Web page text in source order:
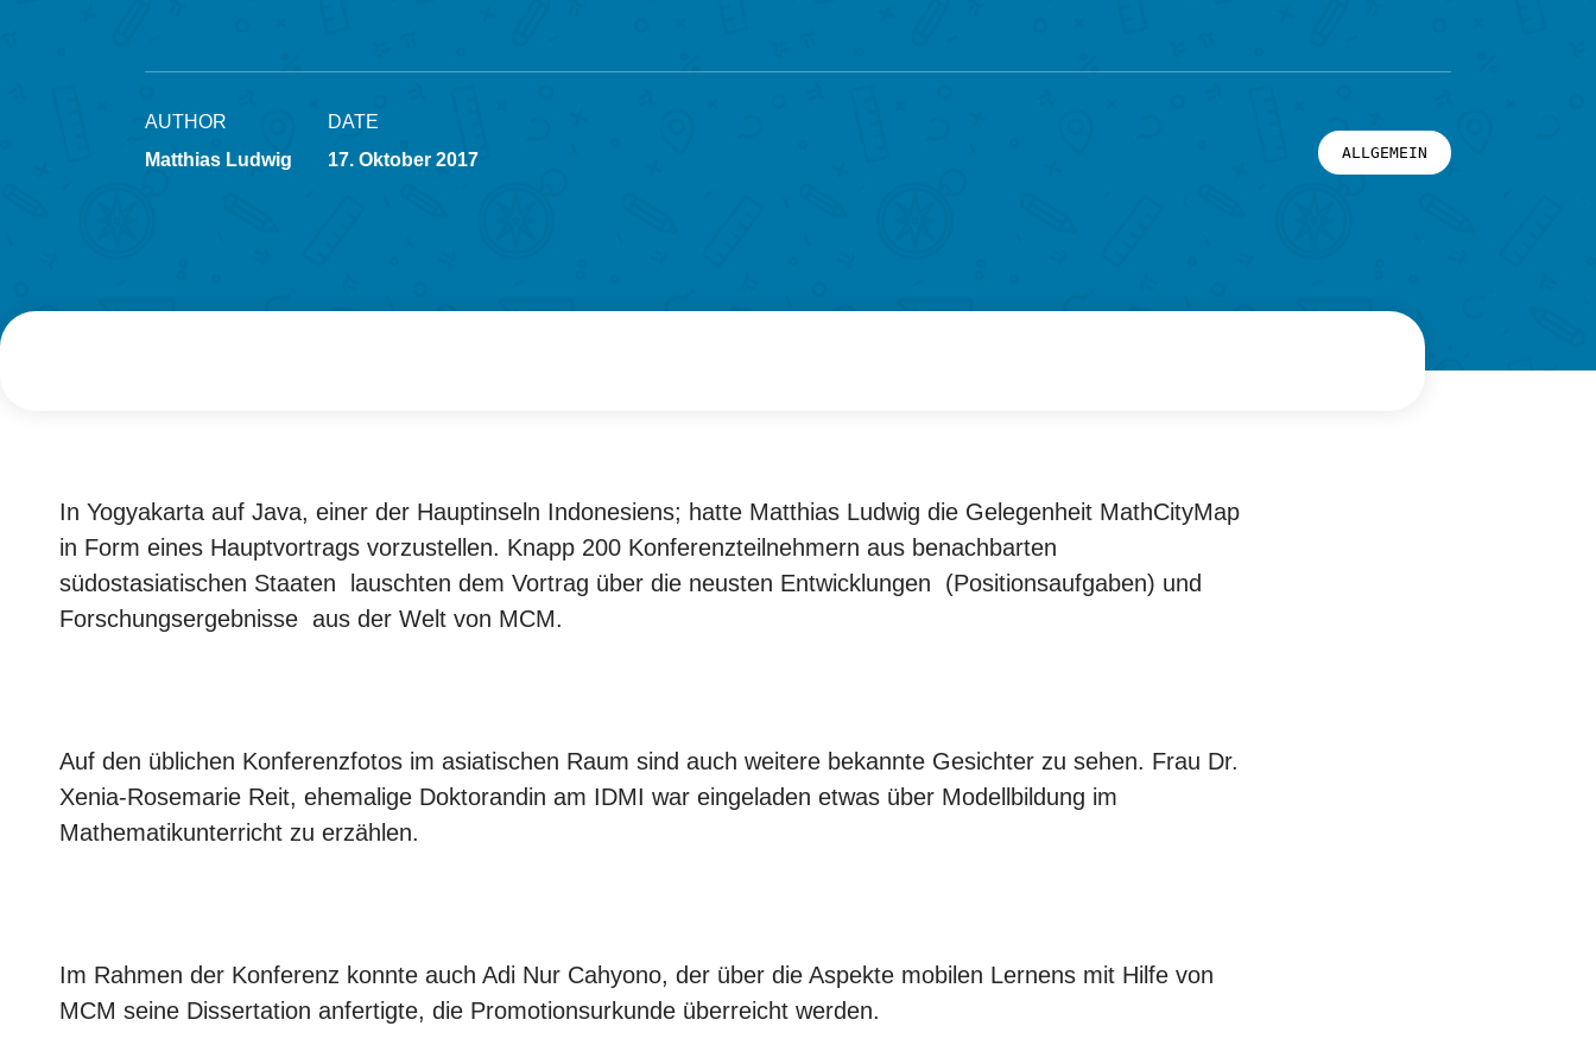
AUTHOR
Matthias Ludwig
DATE
17. Oktober 2017
ALLGEMEIN
In Yogyakarta auf Java, einer der Hauptinseln Indonesiens; hatte Matthias Ludwig die Gelegenheit MathCityMap
in Form eines Hauptvortrags vorzustellen. Knapp 200 Konferenzteilnehmern aus benachbarten
südostasiatischen Staaten lauschten dem Vortrag über die neusten Entwicklungen (Positionsaufgaben) und
Forschungsergebnisse aus der Welt von MCM.
Auf den üblichen Konferenzfotos im asiatischen Raum sind auch weitere bekannte Gesichter zu sehen. Frau Dr.
Xenia-Rosemarie Reit, ehemalige Doktorandin am IDMI war eingeladen etwas über Modellbildung im
Mathematikunterricht zu erzählen.
Im Rahmen der Konferenz konnte auch Adi Nur Cahyono, der über die Aspekte mobilen Lernens mit Hilfe von
MCM seine Dissertation anfertigte, die Promotionsurkunde überreicht werden.